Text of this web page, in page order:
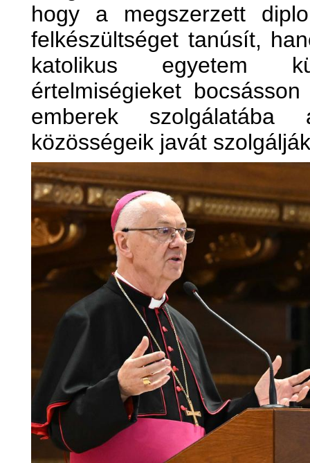
hogy a megszerzett
felkészültséget tanúsít,
katolikus egyetem
értelmiségieket
emberek szolgálatába
közösségeik javát